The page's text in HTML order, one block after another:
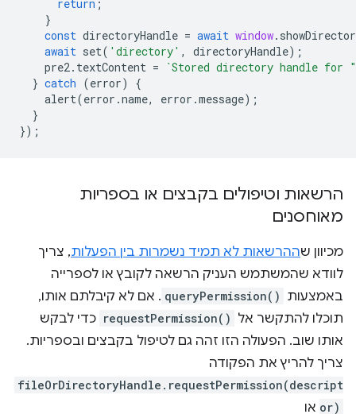
return ;
}
const directoryHandle = await window.
await set( 'directory' , directoryHandle);
pre2. textContent =
`Stored directory handle for "
} catch (error)
{
alert(error .name, error .message);
}
});
הרשאות וטיפולים בקבצים או בספריות
מאוחסנים
מכיוון שההרשאות לא תמיד נשמרות בין הפעלות, צריך
לוודא שהמשתמש העניק הרשאה לקובץ או לספרייה
באמצעות queryPermission() . אם לא קיבלתם אותו,
תוכלו להתקשר אל requestPermission() כדי לבקש
אותו שוב. הפעולה הזו זהה גם לטיפול בקבצים ובספריות.
צריך להריץ את הפקודה
fileOrDirectoryHandle.requestPermission(descript
or) או